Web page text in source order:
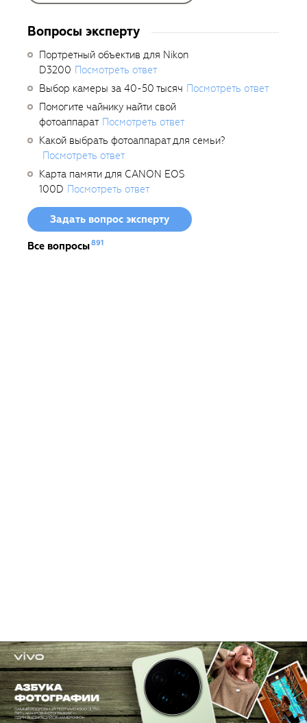
Вопросы эксперту
Портретный объектив для Nikon
D3200 Посмотреть ответ
Выбор камеры за 40-50 тысяч Посмотреть ответ
Помогите чайнику найти свой
фотоаппарат Посмотреть ответ
Какой выбрать фотоаппарат для семьи?
Посмотреть ответ
Карта памяти для CANON EOS
100D Посмотреть ответ
Задать вопрос эксперту
Все вопросы891